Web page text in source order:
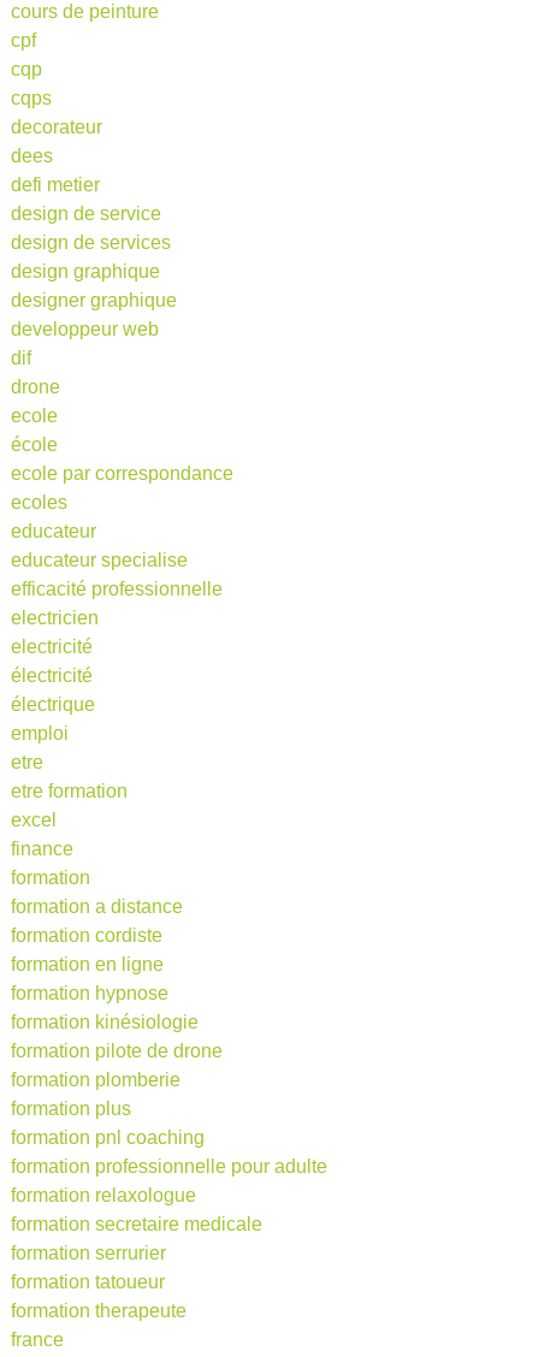
cours de peinture
cpf
cqp
cqps
decorateur
dees
defi metier
design de service
design de services
design graphique
designer graphique
developpeur web
dif
drone
ecole
école
ecole par correspondance
ecoles
educateur
educateur specialise
efficacité professionnelle
electricien
electricité
électricité
électrique
emploi
etre
etre formation
excel
finance
formation
formation a distance
formation cordiste
formation en ligne
formation hypnose
formation kinésiologie
formation pilote de drone
formation plomberie
formation plus
formation pnl coaching
formation professionnelle pour adulte
formation relaxologue
formation secretaire medicale
formation serrurier
formation tatoueur
formation therapeute
france